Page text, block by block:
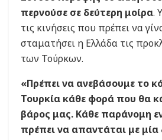
περνούσε σε δεύτερη μοίρα.
τις κινήσεις που πρέπει να
σταματήσει η Ελλάδα τις
των Τούρκων.
«Πρέπει να ανεβάσουμε το
Τουρκία κάθε φορά που θα
βάρος μας. Κάθε παράνομη
πρέπει να απαντάται με